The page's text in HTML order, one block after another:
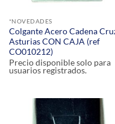
*NOVEDADES
Colgante Acero Cadena
Asturias CON CAJA (ref
CO010212)
Precio disponible solo para
usuarios registrados.